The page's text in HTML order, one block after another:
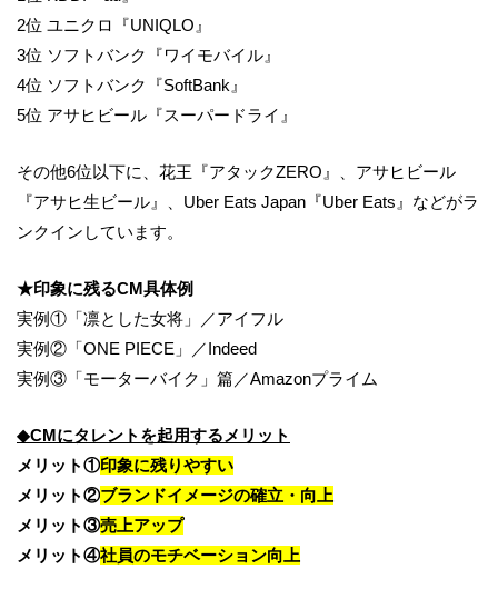
2位 ユニクロ『UNIQLO』
3位 ソフトバンク『ワイモバイル』
4位 ソフトバンク『SoftBank』
5位 アサヒビール『スーパードライ』
その他6位以下に、花王『アタックZERO』、アサヒビール
『アサヒ生ビール』、Uber Eats Japan『Uber Eats』などがラ
ンクインしています。
★印象に残るCM具体例
実例①「凛とした女将」／アイフル
実例②「ONE PIECE」／Indeed
実例③「モーターバイク」篇／Amazonプライム
◆CMにタレントを起用するメリット
メリット①印象に残りやすい
メリット②ブランドイメージの確立・向上
メリット③売上アップ
メリット④社員のモチベーション向上